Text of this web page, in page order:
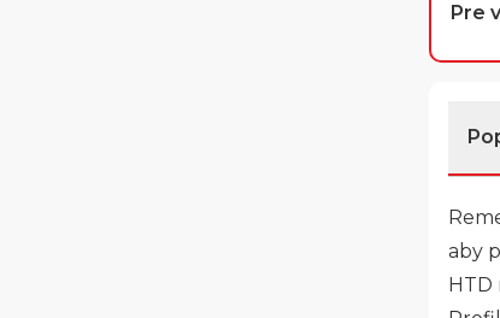
Pre
aby
HTD